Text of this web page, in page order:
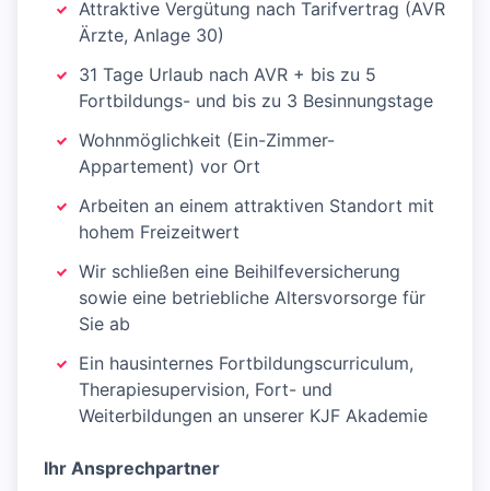
Attraktive Vergütung nach Tarifvertrag (AVR
Ärzte, Anlage 30)
31 Tage Urlaub nach AVR + bis zu 5
Fortbildungs- und bis zu 3 Besinnungstage
Wohnmöglichkeit (Ein-Zimmer-
Appartement) vor Ort
Arbeiten an einem attraktiven Standort mit
hohem Freizeitwert
Wir schließen eine Beihilfeversicherung
sowie eine betriebliche Altersvorsorge für
Sie ab
Ein hausinternes Fortbildungscurriculum,
Therapiesupervision, Fort- und
Weiterbildungen an unserer KJF Akademie
Ihr Ansprechpartner